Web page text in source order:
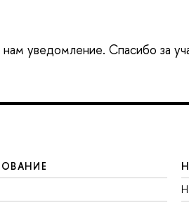
уведомление. Спасибо за